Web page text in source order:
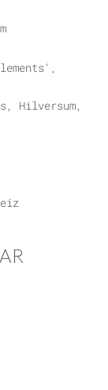
Hilversum,